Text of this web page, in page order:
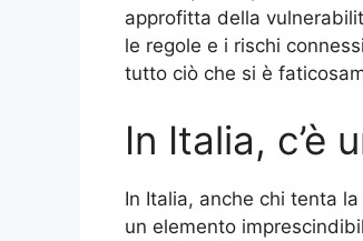
approfitta della
le regole e i rischi
tutto ciò che si è
In Italia, c’è
In Italia, anche chi tenta
un elemento